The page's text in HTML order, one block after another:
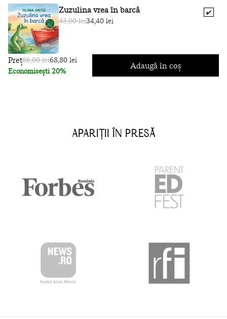
✔️
Zuzulina vrea în barcă
43,00 lei34,40 lei
Preț86,00 lei68,80 lei
Economisești 20%
Adaugă în coș
APARIȚII ÎN PRESĂ